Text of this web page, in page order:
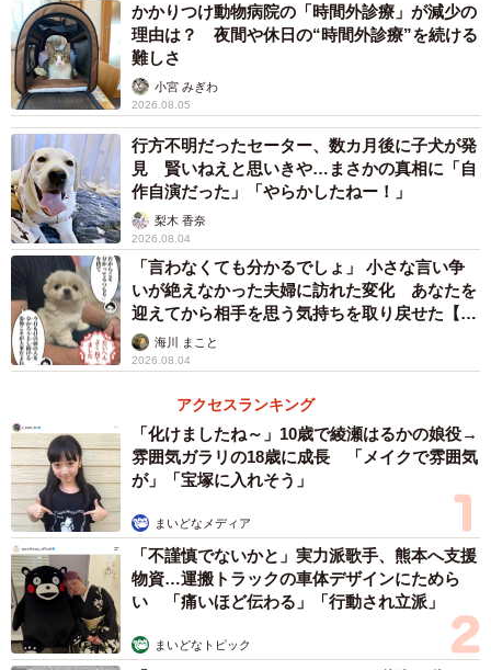
こちらが以前話題になった、「コロン」とゆで卵のような姿勢で眠るユ
キちゃんの写真（画像提供：たまgoさん）
――以前取材させていただいた時は、まるでつるん、とむ
いたゆで卵のような寝姿だな、と思いました。今回は真ん
丸なお餅のような寝姿ですね、最近はこの寝方が多いので
しょうか？
こちらは朝、ゲージから出てきて、二度寝しているところ
を撮影した写真です。 よく丸くなっていますが、最近は
かかりつけ動物病院の「時間外診療」が減少の
理由は？ 夜間や休日の“時間外診療”を続ける
難しさ
小宮 みぎわ
2026.08.05
行方不明だったセーター、数カ月後に子犬が発
見 賢いねえと思いきや…まさかの真相に「自
作自演だった」「やらかしたねー！」
梨木 香奈
2026.08.04
「言わなくても分かるでしょ」 小さな言い争
いが絶えなかった夫婦に訪れた変化 あなたを
迎えてから相手を思う気持ちを取り戻せた【漫
画】海川 まこと
2026.08.04
アクセスランキング
「化けましたね～」10歳で綾瀬はるかの娘役→
雰囲気ガラリの18歳に成長 「メイクで雰囲気
が」「宝塚に入れそう」
まいどなメディア
「不謹慎でないかと」実力派歌手、熊本へ支援
物資…運搬トラックの車体デザインにためら
い 「痛いほど伝わる」「行動され立派」
まいどなトピック